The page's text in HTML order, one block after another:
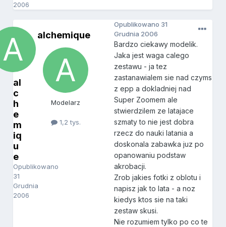
2006
al
c
h
e
m
iq
u
e
Opublikowano
31
Grudnia
2006
alchemique
Modelarz
1,2 tys.
Opublikowano 31
Grudnia 2006
Bardzo ciekawy modelik.
Jaka jest waga calego
zestawu - ja tez
zastanawialem sie nad czyms
z epp a dokladniej nad
Super Zoomem ale
stwierdzilem ze latajace
szmaty to nie jest dobra
rzecz do nauki latania a
doskonala zabawka juz po
opanowaniu podstaw
akrobacji.
Zrob jakies fotki z oblotu i
napisz jak to lata - a noz
kiedys ktos sie na taki
zestaw skusi.
Nie rozumiem tylko po co te